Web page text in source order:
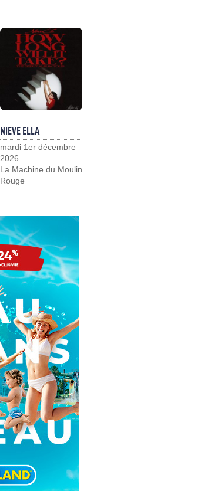
NIEVE ELLA
mardi 1er décembre
2026
La Machine du Moulin
Rouge